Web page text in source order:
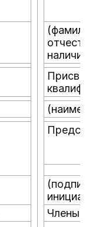
Члены